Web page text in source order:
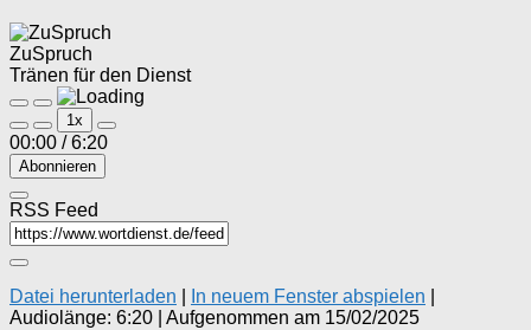
ZuSpruch
Tränen für den Dienst
Play
Episode
Pause
Episode
1x
00:00 / 6:20
Abonnieren
RSS Feed
Datei herunterladen In neuem Fenster abspielen
Audiolänge: 6:20
Aufgenommen am 15/02/2025